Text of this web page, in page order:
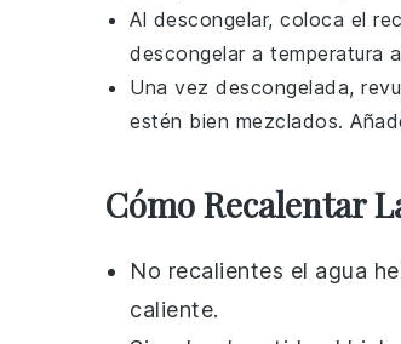
Al descongelar, coloca el
descongelar a temperatura
Una vez descongelada,
estén bien mezclados.
Cómo Recalentar
No recalientes el agua
caliente.